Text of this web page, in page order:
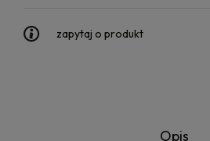
zapytaj o produkt
Opis